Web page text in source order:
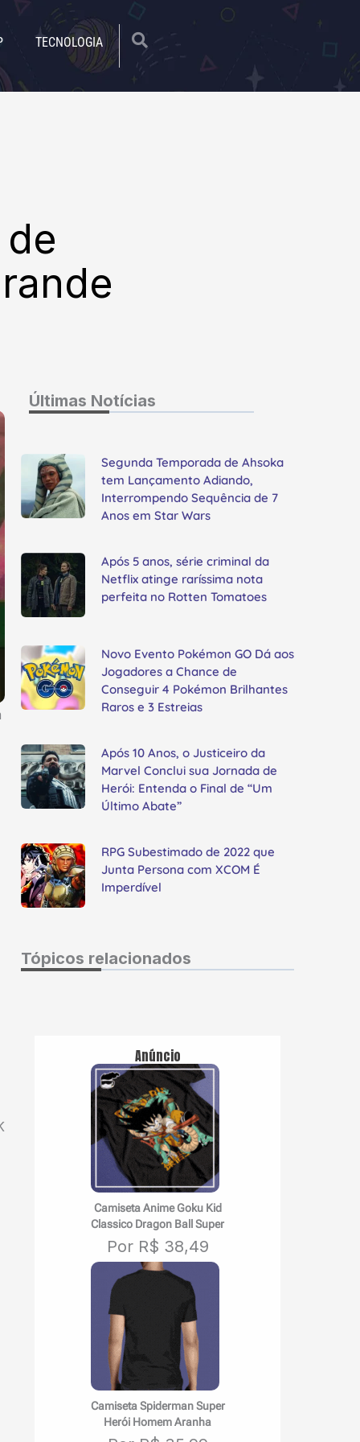
TECNOLOGIA
Últimas Notícias
Segunda Temporada de Ahsoka
tem Lançamento Adiando,
Interrompendo Sequência de 7
Anos em Star Wars
Após 5 anos, série criminal da
Netflix atinge raríssima nota
perfeita no Rotten Tomatoes
Novo Evento Pokémon GO Dá aos
Jogadores a Chance de
Conseguir 4 Pokémon Brilhantes
Raros e 3 Estreias
Após 10 Anos, o Justiceiro da
Marvel Conclui sua Jornada de
Herói: Entenda o Final de “Um
Último Abate”
RPG Subestimado de 2022 que
Junta Persona com XCOM É
Imperdível
Tópicos relacionados
Anúncio
Camiseta Anime Goku Kid
Classico Dragon Ball Super
Por R$ 38,49
Camiseta Spiderman Super
Herói Homem Aranha